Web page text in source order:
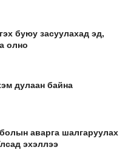
буюу засуулахад эд,
олно
дулаан байна
аварга шалгаруулах
эхэллээ